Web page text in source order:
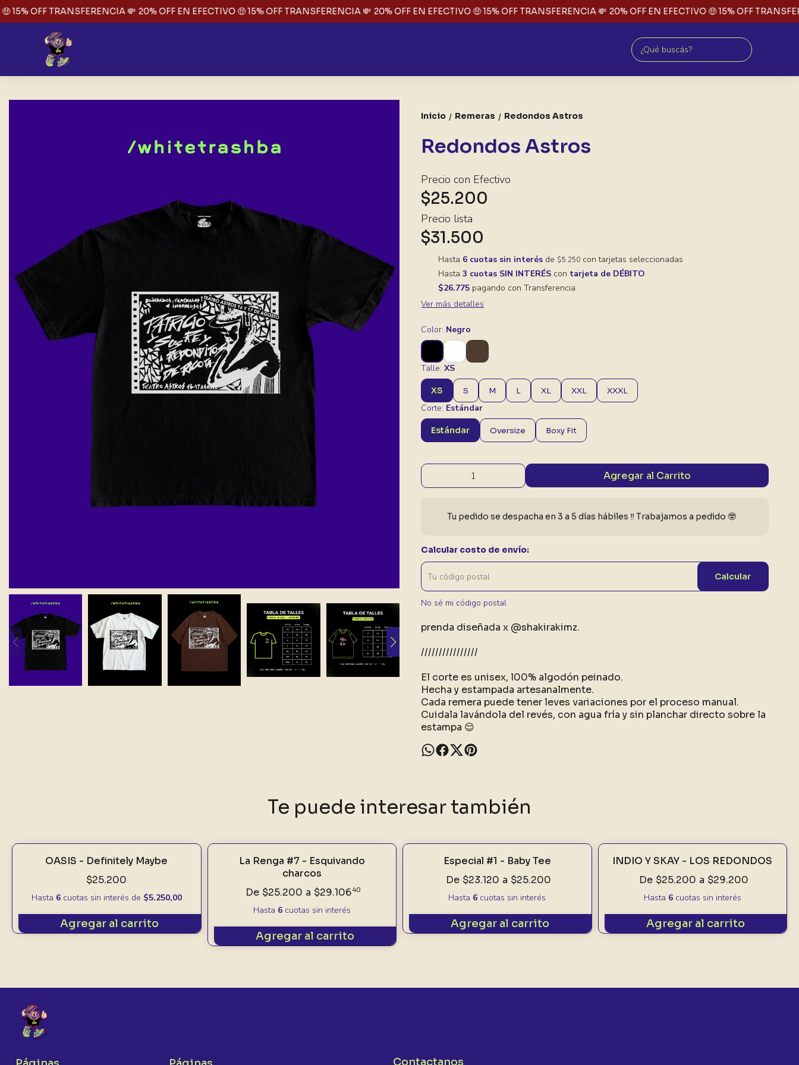
OFF TRANSFERENCIA 💸 20% OFF EN EFECTIVO 🤑 15% OFF TRANSFERENCIA 💸 20% OFF EN EFECTIVO 🤑 15% OFF TRANSFERENCIA 💸 20% OFF EN EFECTIVO 🤑 15% OFF
Inicio / Remeras / Redondos Astros
Redondos Astros
Precio con Efectivo
$25.200
Precio lista
$31.500
Hasta 6 cuotas sin interés de $5.250 con tarjetas seleccionadas
Hasta3 cuotas SIN INTERÉS con tarjeta de DÉBITO
$26.775 pagando con Transferencia
Ver más detalles
Color: Negro
Talle:XS
XS S M L XL XXL XXXL
Corte: Estándar
Estándar Oversize Boxy Fit
Agregar al Carrito
Tu pedido se despacha en 3 a 5 días hábiles ‼️ Trabajamos a pedido 🤓
Calcular costo de envío:
Calcular
No sé mi código postal
prenda diseñada x @shakirakimz.
////////////////
El corte es unisex, l00% algodón peinado.
Hecha y estampada artesanalmente.
Cada remera puede tener leves variaciones por el proceso manual.
Cuidala lavándola del revés, con agua fría y sin planchar directo sobre la
estampa 😌
Te puede interesar también
OASIS - Definitely Maybe
$25.200
Hasta 6cuotas sin interés de $5.250,00
Agregar al carrito
La Renga #7 - Esquivando
charcos
De $25.200 a $29.10640
Hasta 6cuotas sin interés
Agregar al carrito
Especial #1 - Baby Tee
De $23.120 a $25.200
Hasta 6 cuotas sin interés
Agregar al carrito
INDIO Y SKAY - LOS REDONDOS
De $25.200 a $29.200
Hasta 6cuotas sin interés
Agregar al carrito
Contactanos